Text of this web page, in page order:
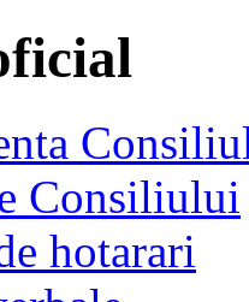
Consiliului
hotarari